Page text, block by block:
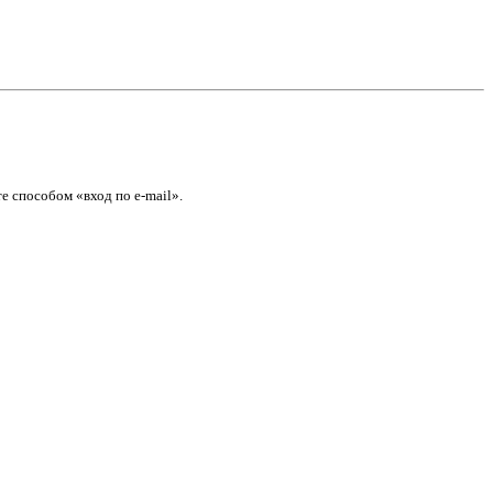
способом «вход по e-mail».